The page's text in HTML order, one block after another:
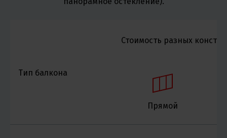
Тип балкона
Стоимость разных
Прямой